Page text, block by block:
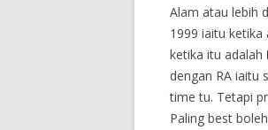
Alam atau lebih
1999 iaitu ketika
ketika itu adalah
dengan RA iaitu
time tu. Tetapi
Paling best